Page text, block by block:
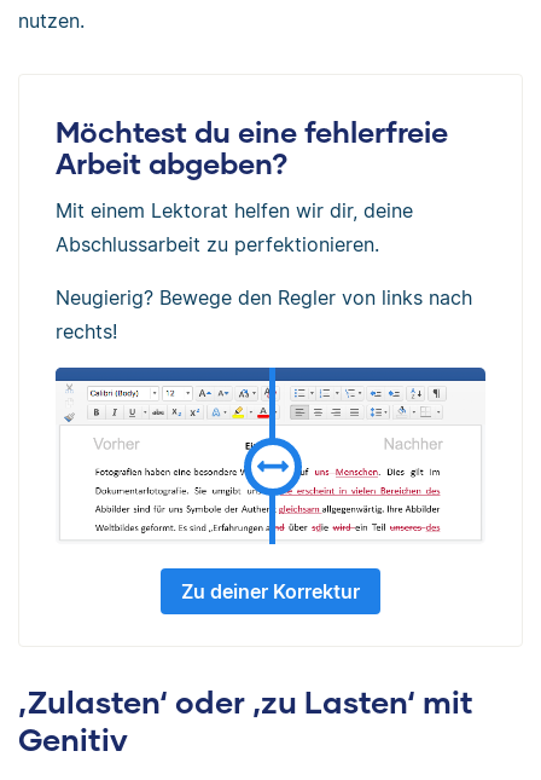
nutzen.
Möchtest du eine fehlerfreie
Arbeit abgeben?
Mit einem Lektorat helfen wir dir, deine
Abschlussarbeit zu perfektionieren.
Neugierig? Bewege den Regler von links nach
rechts!
Zu deiner Korrektur
‚Zulasten‘ oder ‚zu Lasten‘ mit
Genitiv